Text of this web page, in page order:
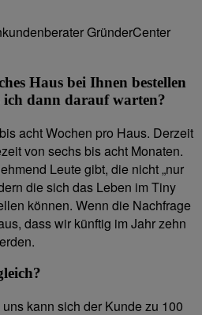
GründerCenter
Haus bei Ihnen bestellen
ich dann darauf warten?
acht Wochen pro Haus. Derzeit
von sechs bis acht Monaten.
Leute gibt, die nicht „nur
die sich das Leben im Tiny
können. Wenn die Nachfrage
dass wir künftig im Jahr zehn
kann sich der Kunde zu 100